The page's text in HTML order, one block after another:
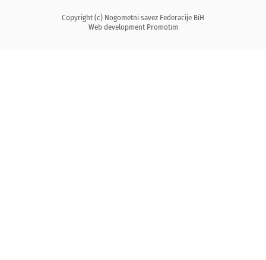
Copyright (c) Nogometni savez Federacije BiH
Web development Promotim